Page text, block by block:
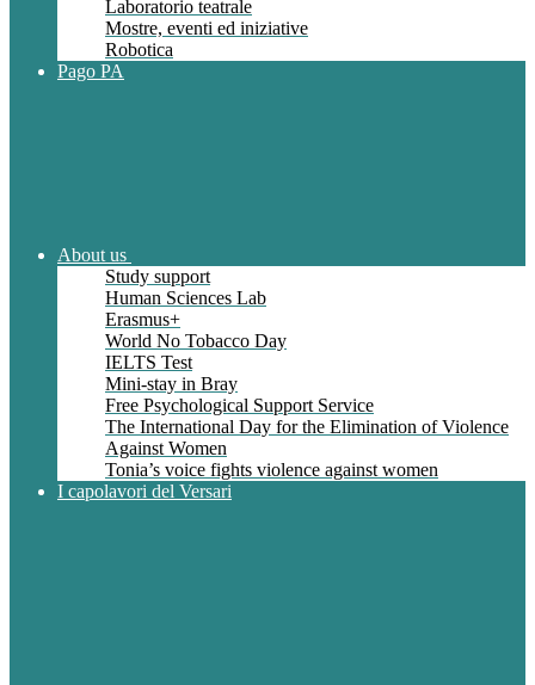
Laboratorio teatrale
Mostre, eventi ed iniziative
Robotica
Pago PA
About us
Study support
Human Sciences Lab
Erasmus+
World No Tobacco Day
IELTS Test
Mini-stay in Bray
Free Psychological Support Service
The International Day for the Elimination of Violence
Against Women
Tonia’s voice fights violence against women
I capolavori del Versari